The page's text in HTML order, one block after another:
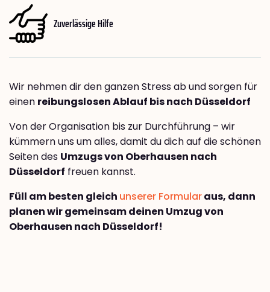
Zuverlässige Hilfe
Wir nehmen dir den ganzen Stress ab und sorgen für
einen reibungslosen Ablauf bis nach Düsseldorf
Von der Organisation bis zur Durchführung – wir
kümmern uns um alles, damit du dich auf die schönen
Seiten des Umzugs von Oberhausen nach
Düsseldorf freuen kannst.
Füll am besten gleich unserer Formularaus, dann
planen wir gemeinsam deinen Umzug von
Oberhausen nach Düsseldorf!